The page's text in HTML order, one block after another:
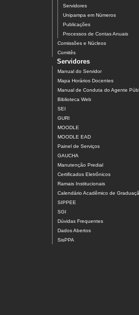
Servidores
Unipampa em Números
Publicações
Processos de Contas Anuais
Comissões e Núcleos
Comitês
Servidores
Manual do Servidor
Mapa Horários Docentes
Manual de Conduta do Agente
Biblioteca Web
SEI
GURI
MOODLE
MOODLE EAD
Painel de Serviços
GAUCHA
Manutenção Predial
Certificados Eletrônicos
Ramais Institucionais
Calendário Acadêmico de
SIPPEE
SGI
Dúvidas Frequentes
Dados Abertos
SisPPA